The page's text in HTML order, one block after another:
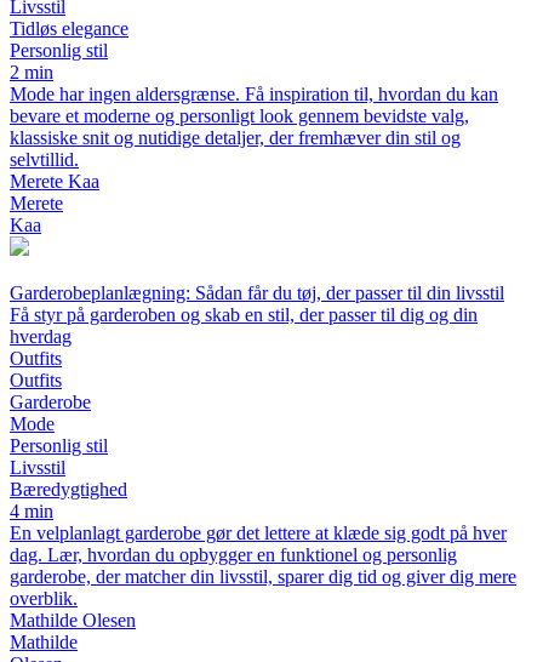
Livsstil
Tidløs elegance
Personlig stil
2 min
Mode har ingen aldersgrænse. Få inspiration til, hvordan du kan
bevare et moderne og personligt look gennem bevidste valg,
klassiske snit og nutidige detaljer, der fremhæver din stil og
selvtillid.
Merete Kaa
Merete
Kaa
Garderobeplanlægning: Sådan får du tøj, der passer til din livsstil
Få styr på garderoben og skab en stil, der passer til dig og din
hverdag
Outfits
Outfits
Garderobe
Mode
Personlig stil
Livsstil
Bæredygtighed
4 min
En velplanlagt garderobe gør det lettere at klæde sig godt på hver
dag. Lær, hvordan du opbygger en funktionel og personlig
garderobe, der matcher din livsstil, sparer dig tid og giver dig mere
overblik.
Mathilde Olesen
Mathilde